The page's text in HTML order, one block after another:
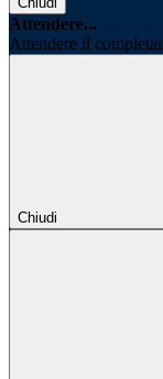
Attendere...
Attendere il
Chiudi